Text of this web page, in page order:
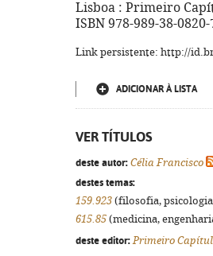
Lisboa : Primeiro
ISBN 978-989-38-0820-
Link persistente: http://
ADICIONAR À LISTA
VER TÍTULOS
deste autor: Célia Francisco
destes temas:
159.923 (filosofia,
615.85 (medicina,
deste editor: Primeiro